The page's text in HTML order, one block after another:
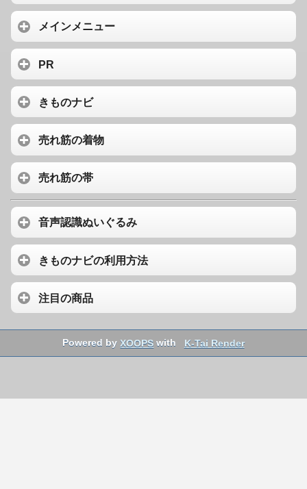
メインメニュー
PR
きものナビ
売れ筋の着物
売れ筋の帯
音声認識ぬいぐるみ
きものナビの利用方法
注目の商品
Powered byXOOPS with K-Tai Render